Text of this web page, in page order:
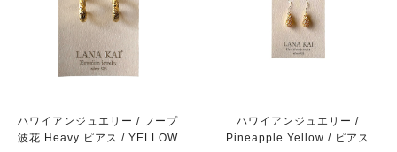
ハワイアンジュエリー / フープ
波花 Heavy ピアス / YELLOW
ハワイアンジュエリー /
Pineapple Yellow / ピアス